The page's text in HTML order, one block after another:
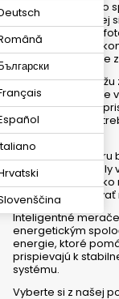
podrobné údaje o
späť do elektrickej
kľúčovú úlohu vo
monitorovanie a
elektrickej energie
Tieto merače
elektrickej energie
alebo minútu, čo
optimalizácii
energie.
Vďaka smartmetru
fotovoltické panely
vrátilo do siete.
môcť optimalizovať
Inteligentné
energetickým
energie, ktoré
prispievajú k
systému.
Vyberte si z našej